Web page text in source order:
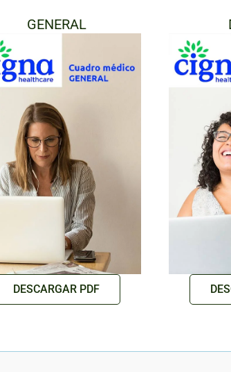
GENERAL
DESCARGAR PDF